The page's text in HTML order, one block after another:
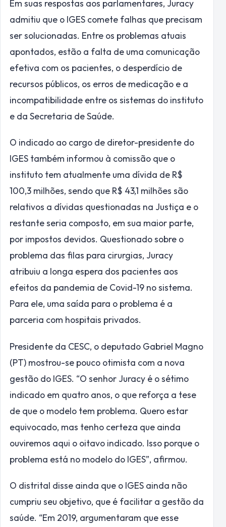
Em suas respostas aos parlamentares, Juracy
admitiu que o IGES comete falhas que precisam
ser solucionadas. Entre os problemas atuais
apontados, estão a falta de uma comunicação
efetiva com os pacientes, o desperdício de
recursos públicos, os erros de medicação e a
incompatibilidade entre os sistemas do instituto
e da Secretaria de Saúde.
O indicado ao cargo de diretor-presidente do
IGES também informou à comissão que o
instituto tem atualmente uma dívida de R$
100,3 milhões, sendo que R$ 43,1 milhões são
relativos a dívidas questionadas na Justiça e o
restante seria composto, em sua maior parte,
por impostos devidos. Questionado sobre o
problema das filas para cirurgias, Juracy
atribuiu a longa espera dos pacientes aos
efeitos da pandemia de Covid-19 no sistema.
Para ele, uma saída para o problema é a
parceria com hospitais privados.
Presidente da CESC, o deputado Gabriel Magno
(PT) mostrou-se pouco otimista com a nova
gestão do IGES. “O senhor Juracy é o sétimo
indicado em quatro anos, o que reforça a tese
de que o modelo tem problema. Quero estar
equivocado, mas tenho certeza que ainda
ouviremos aqui o oitavo indicado. Isso porque o
problema está no modelo do IGES”, afirmou.
O distrital disse ainda que o IGES ainda não
cumpriu seu objetivo, que é facilitar a gestão da
saúde. “Em 2019, argumentaram que esse